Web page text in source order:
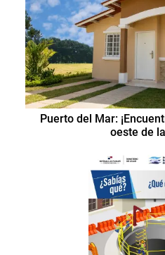
Puerto del Mar:
oeste de